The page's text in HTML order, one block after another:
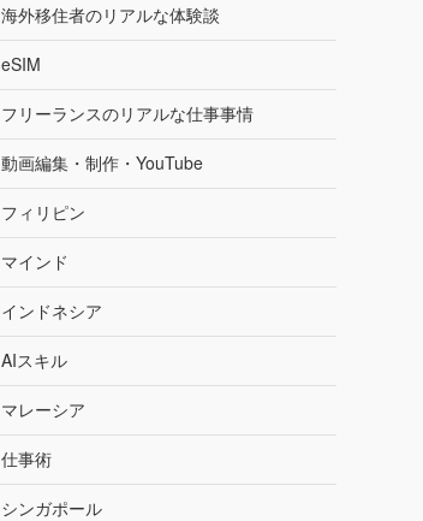
海外移住者のリアルな体験談
eSIM
フリーランスのリアルな仕事事情
動画編集・制作・YouTube
フィリピン
マインド
インドネシア
AIスキル
マレーシア
仕事術
シンガポール